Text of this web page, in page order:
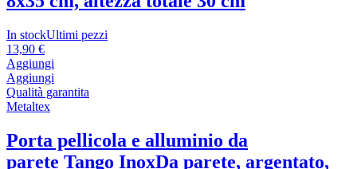
In stockUltimi pezzi
13,90 €
Aggiungi
Aggiungi
Qualità garantita
Metaltex
Porta pellicola e alluminio da
parete Tango InoxDa parete, argentato,